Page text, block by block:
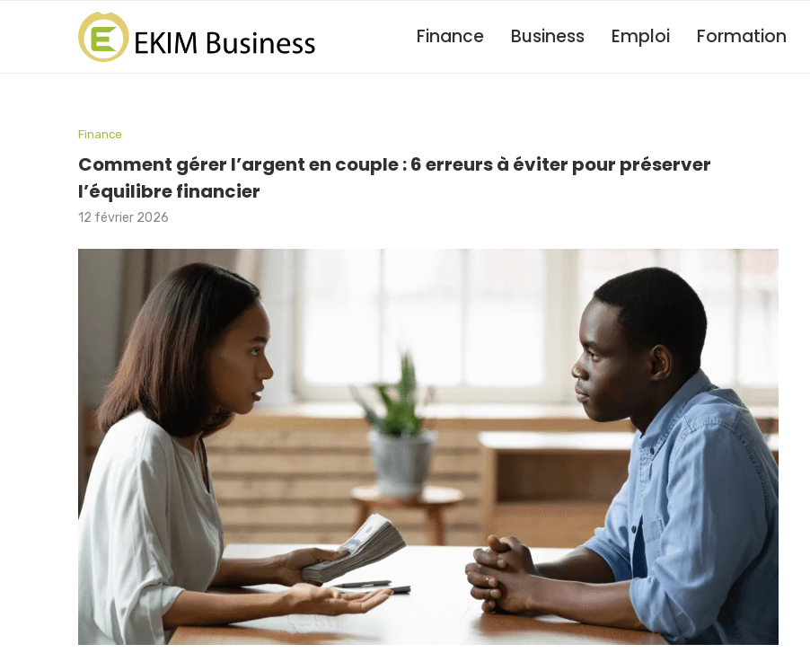
Finance Business Emploi Formation
Finance
Comment gérer l’argent en couple : 6 erreurs à éviter pour préserver
l’équilibre financier
12 février 2026